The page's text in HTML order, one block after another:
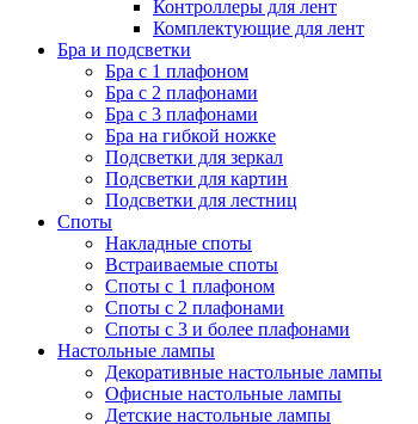
Контроллеры для лент
Комплектующие для лент
Бра и подсветки
Бра с 1 плафоном
Бра с 2 плафонами
Бра с 3 плафонами
Бра на гибкой ножке
Подсветки для зеркал
Подсветки для картин
Подсветки для лестниц
Споты
Накладные споты
Встраиваемые споты
Споты с 1 плафоном
Споты с 2 плафонами
Споты с 3 и более плафонами
Настольные лампы
Декоративные настольные лампы
Офисные настольные лампы
Детские настольные лампы